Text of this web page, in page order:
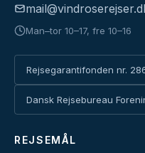
Man–tor 10–17, fre 10–16
Rejsegarantifonden nr.
Dansk Rejsebureau
REJSEMÅL